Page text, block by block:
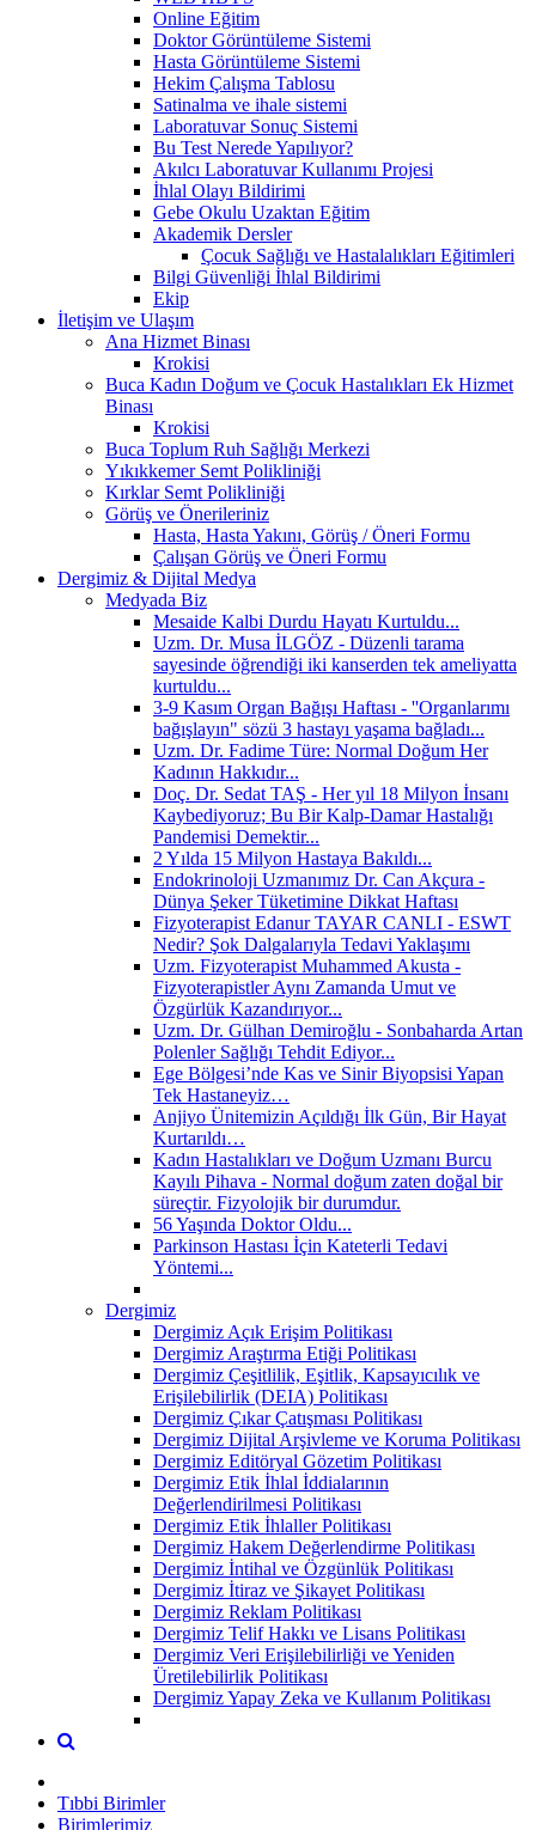
Online Eğitim
Doktor Görüntüleme Sistemi
Hasta Görüntüleme Sistemi
Hekim Çalışma Tablosu
Satinalma ve ihale sistemi
Laboratuvar Sonuç Sistemi
Bu Test Nerede Yapılıyor?
Akılcı Laboratuvar Kullanımı Projesi
İhlal Olayı Bildirimi
Gebe Okulu Uzaktan Eğitim
Akademik Dersler
Çocuk Sağlığı ve Hastalalıkları Eğitimleri
Bilgi Güvenliği İhlal Bildirimi
Ekip
İletişim ve Ulaşım
Ana Hizmet Binası
Krokisi
Buca Kadın Doğum ve Çocuk Hastalıkları Ek Hizmet
Binası
Krokisi
Buca Toplum Ruh Sağlığı Merkezi
Yıkıkkemer Semt Polikliniği
Kırklar Semt Polikliniği
Görüş ve Önerileriniz
Hasta, Hasta Yakını, Görüş / Öneri Formu
Çalışan Görüş ve Öneri Formu
Dergimiz & Dijital Medya
Medyada Biz
Mesaide Kalbi Durdu Hayatı Kurtuldu...
Uzm. Dr. Musa İLGÖZ - Düzenli tarama
sayesinde öğrendiği iki kanserden tek ameliyatta
kurtuldu...
3-9 Kasım Organ Bağışı Haftası - ''Organlarımı
bağışlayın" sözü 3 hastayı yaşama bağladı...
Uzm. Dr. Fadime Türe: Normal Doğum Her
Kadının Hakkıdır...
Doç. Dr. Sedat TAŞ - Her yıl 18 Milyon İnsanı
Kaybediyoruz; Bu Bir Kalp-Damar Hastalığı
Pandemisi Demektir...
2 Yılda 15 Milyon Hastaya Bakıldı...
Endokrinoloji Uzmanımız Dr. Can Akçura -
Dünya Şeker Tüketimine Dikkat Haftası
Fizyoterapist Edanur TAYAR CANLI - ESWT
Nedir? Şok Dalgalarıyla Tedavi Yaklaşımı
Uzm. Fizyoterapist Muhammed Akusta -
Fizyoterapistler Aynı Zamanda Umut ve
Özgürlük Kazandırıyor...
Uzm. Dr. Gülhan Demiroğlu - Sonbaharda Artan
Polenler Sağlığı Tehdit Ediyor...
Ege Bölgesi’nde Kas ve Sinir Biyopsisi Yapan
Tek Hastaneyiz…
Anjiyo Ünitemizin Açıldığı İlk Gün, Bir Hayat
Kurtarıldı…
Kadın Hastalıkları ve Doğum Uzmanı Burcu
Kayılı Pihava - Normal doğum zaten doğal bir
süreçtir. Fizyolojik bir durumdur.
56 Yaşında Doktor Oldu...
Parkinson Hastası İçin Kateterli Tedavi
Yöntemi...
Dergimiz
Dergimiz Açık Erişim Politikası
Dergimiz Araştırma Etiği Politikası
Dergimiz Çeşitlilik, Eşitlik, Kapsayıcılık ve
Erişilebilirlik (DEIA) Politikası
Dergimiz Çıkar Çatışması Politikası
Dergimiz Dijital Arşivleme ve Koruma Politikası
Dergimiz Editöryal Gözetim Politikası
Dergimiz Etik İhlal İddialarının
Değerlendirilmesi Politikası
Dergimiz Etik İhlaller Politikası
Dergimiz Hakem Değerlendirme Politikası
Dergimiz İntihal ve Özgünlük Politikası
Dergimiz İtiraz ve Şikayet Politikası
Dergimiz Reklam Politikası
Dergimiz Telif Hakkı ve Lisans Politikası
Dergimiz Veri Erişilebilirliği ve Yeniden
Üretilebilirlik Politikası
Dergimiz Yapay Zeka ve Kullanım Politikası
Tıbbi Birimler
Birimlerimiz